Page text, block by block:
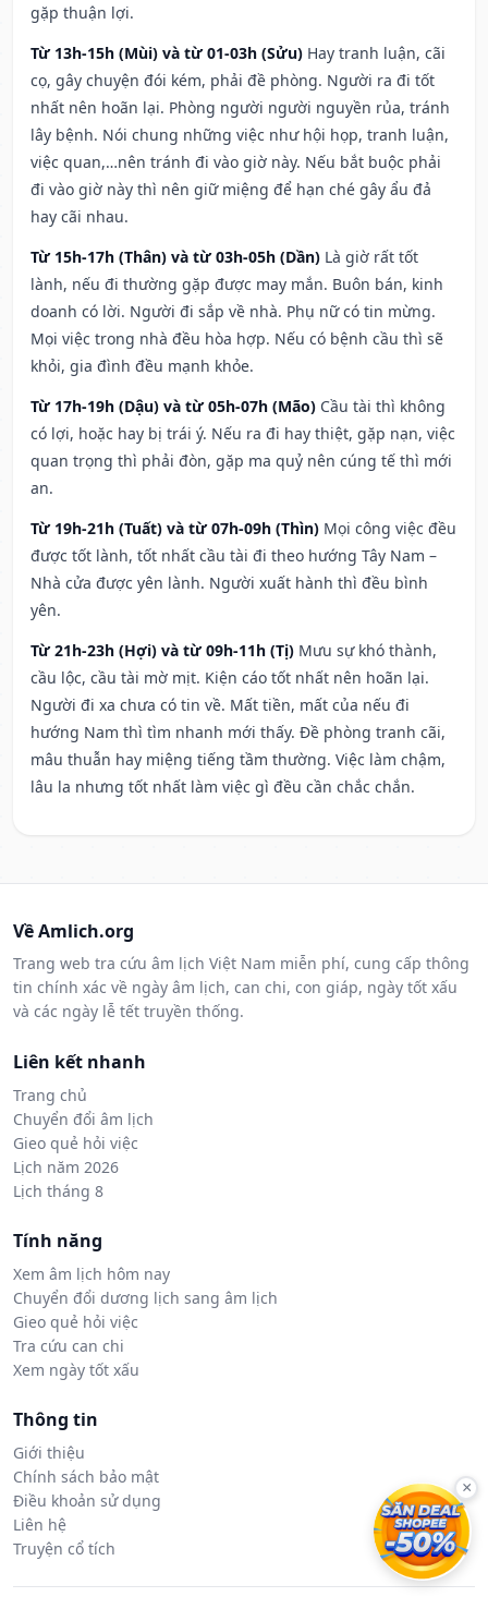
gặp thuận lợi.
Từ 13h-15h (Mùi) và từ 01-03h (Sửu) Hay tranh luận, cãi
cọ, gây chuyện đói kém, phải đề phòng. Người ra đi tốt
nhất nên hoãn lại. Phòng người người nguyền rủa, tránh
lây bệnh. Nói chung những việc như hội họp, tranh luận,
việc quan,…nên tránh đi vào giờ này. Nếu bắt buộc phải
đi vào giờ này thì nên giữ miệng để hạn ché gây ẩu đả
hay cãi nhau.
Từ 15h-17h (Thân) và từ 03h-05h (Dần) Là giờ rất tốt
lành, nếu đi thường gặp được may mắn. Buôn bán, kinh
doanh có lời. Người đi sắp về nhà. Phụ nữ có tin mừng.
Mọi việc trong nhà đều hòa hợp. Nếu có bệnh cầu thì sẽ
khỏi, gia đình đều mạnh khỏe.
Từ 17h-19h (Dậu) và từ 05h-07h (Mão) Cầu tài thì không
có lợi, hoặc hay bị trái ý. Nếu ra đi hay thiệt, gặp nạn, việc
quan trọng thì phải đòn, gặp ma quỷ nên cúng tế thì mới
an.
Từ 19h-21h (Tuất) và từ 07h-09h (Thìn) Mọi công việc đều
được tốt lành, tốt nhất cầu tài đi theo hướng Tây Nam –
Nhà cửa được yên lành. Người xuất hành thì đều bình
yên.
Từ 21h-23h (Hợi) và từ 09h-11h (Tị) Mưu sự khó thành,
cầu lộc, cầu tài mờ mịt. Kiện cáo tốt nhất nên hoãn lại.
Người đi xa chưa có tin về. Mất tiền, mất của nếu đi
hướng Nam thì tìm nhanh mới thấy. Đề phòng tranh cãi,
mâu thuẫn hay miệng tiếng tầm thường. Việc làm chậm,
lâu la nhưng tốt nhất làm việc gì đều cần chắc chắn.
Về Amlich.org
Trang web tra cứu âm lịch Việt Nam miễn phí, cung cấp thông
tin chính xác về ngày âm lịch, can chi, con giáp, ngày tốt xấu
và các ngày lễ tết truyền thống.
Liên kết nhanh
Trang chủ
Chuyển đổi âm lịch
Gieo quẻ hỏi việc
Lịch năm 2026
Lịch tháng 8
Tính năng
Xem âm lịch hôm nay
Chuyển đổi dương lịch sang âm lịch
Gieo quẻ hỏi việc
Tra cứu can chi
Xem ngày tốt xấu
Thông tin
Giới thiệu
Chính sách bảo mật
Điều khoản sử dụng
Liên hệ
Truyện cổ tích
×